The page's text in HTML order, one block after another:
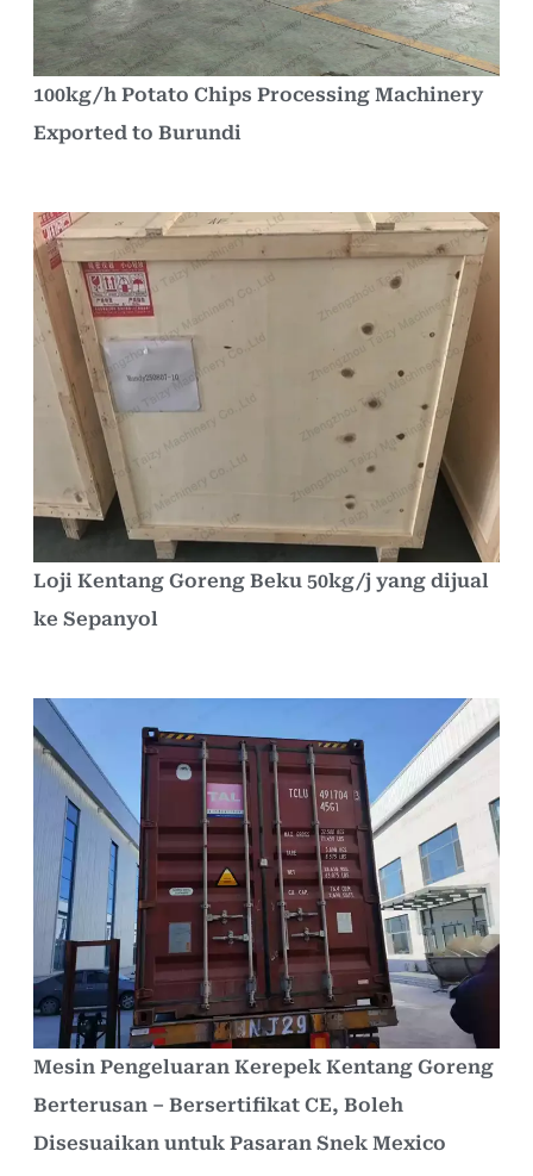
100kg/h Potato Chips Processing Machinery
Exported to Burundi
Loji Kentang Goreng Beku 50kg/j yang dijual
ke Sepanyol
Mesin Pengeluaran Kerepek Kentang Goreng
Berterusan – Bersertifikat CE, Boleh
Disesuaikan untuk Pasaran Snek Mexico